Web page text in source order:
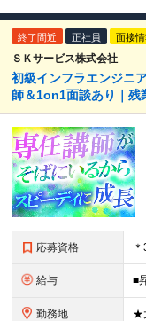
終了間近 正社員 面接
ＳＫサービス株式会社
初級インフラエンジニ
師＆1on1面談あり｜残
応募資格
給与
勤務地